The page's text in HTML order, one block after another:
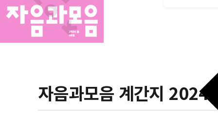
자음과모음 계간지 2024